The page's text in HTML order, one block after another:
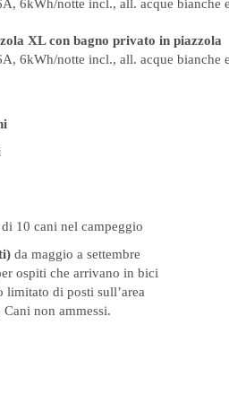
6kWh/notte incl., all. acque bianche
XL con bagno privato in piazzola
6kWh/notte incl., all. acque bianche
10 cani nel campeggio
da maggio a settembre
ospiti che arrivano in bici
limitato di posti sull’area
non ammessi.